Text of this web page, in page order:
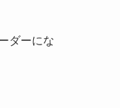
ダーにな